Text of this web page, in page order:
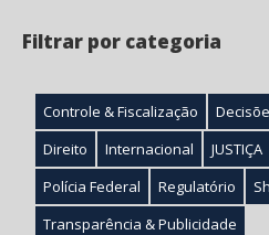
Filtrar por categoria
Controle & Fiscalização
Direito
Internacional JUSTIÇA
Polícia Federal
Regulatório
Transparência & Publicidade